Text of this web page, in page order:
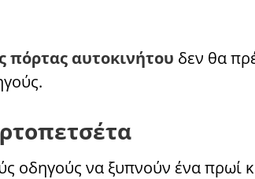
πόρτας αυτοκινήτου δεν θα
οδηγούς να ξυπνούν ένα πρωί